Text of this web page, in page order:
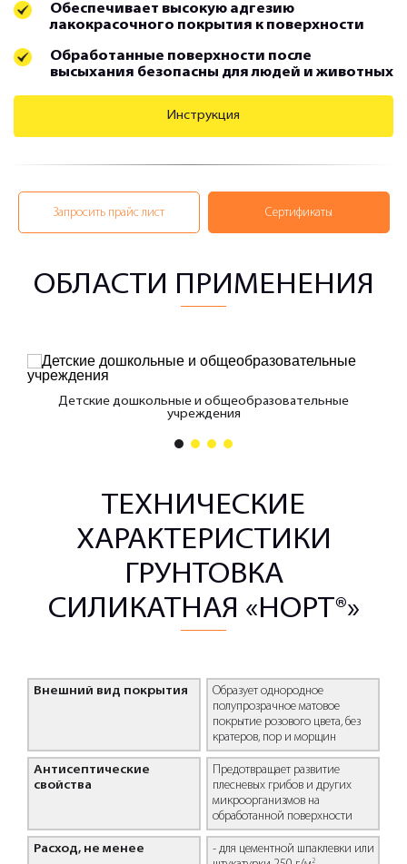
Обеспечивает высокую адгезию
лакокрасочного покрытия к поверхности
Обработанные поверхности после
высыхания безопасны для людей и животных
Инструкция
Запросить прайс лист Сертификаты
ОБЛАСТИ ПРИМЕНЕНИЯ
Детские дошкольные и общеобразовательные
учреждения
1 2 3 4
ТЕХНИЧЕСКИЕ
ХАРАКТЕРИСТИКИ
ГРУНТОВКА
СИЛИКАТНАЯ «НОРТ®»
Внешний вид покрытия
Образует однородное
полупрозрачное матовое
покрытие розового цвета, без
кратеров, пор и морщин
Антисептические
свойства
Предотвращает развитие
плесневых грибов и других
микроорганизмов на
обработанной поверхности
Расход, не менее
- для цементной шпаклевки или
2